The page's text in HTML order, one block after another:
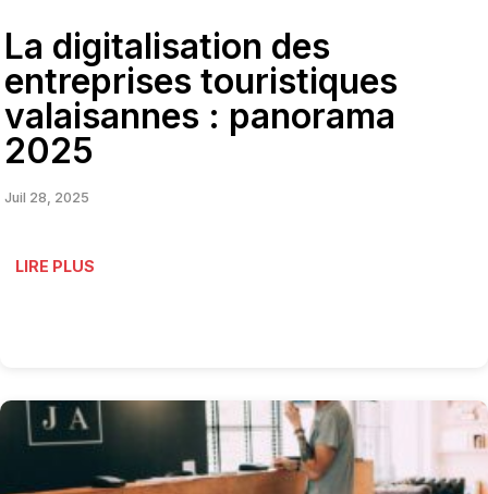
La digitalisation des
entreprises touristiques
valaisannes : panorama
2025
Juil 28, 2025
LIRE PLUS